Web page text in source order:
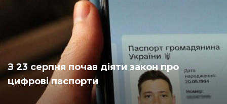
З 23 серпня почав діяти закон про
цифрові паспорти